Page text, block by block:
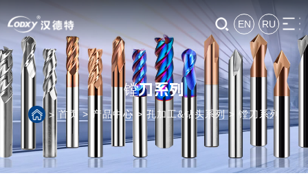
EN RU
镗刀系列
> 首页> 产品中心 > 孔加工&钻头系列> 镗刀系列